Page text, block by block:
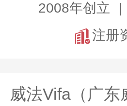
2008年创立
注册
威法Vifa（广